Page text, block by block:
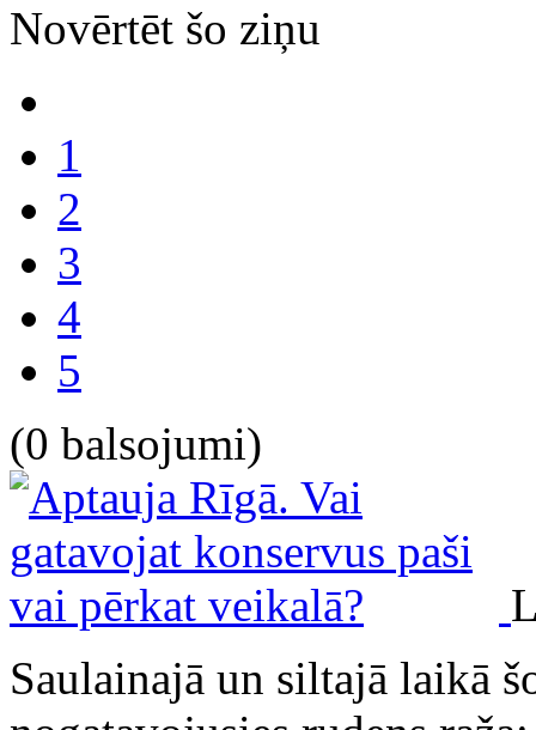
Novērtēt šo ziņu
1
2
3
4
5
(0 balsojumi)
Saulainajā un siltajā laikā